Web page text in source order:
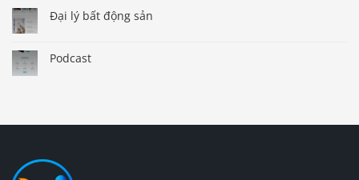
Đại lý bất động sản
Podcast